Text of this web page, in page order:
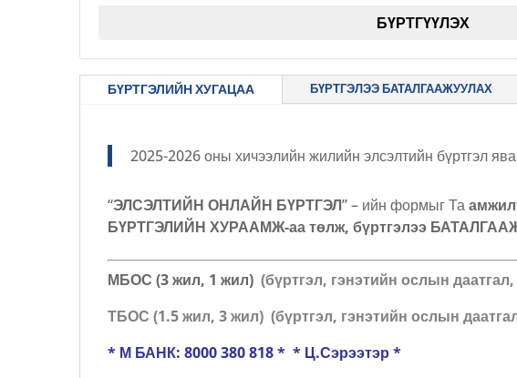
БҮРТГҮҮЛЭХ
БҮРТГЭЛИЙН ХУГАЦАА БҮРТГЭЛЭЭ БАТАЛГААЖУУЛАХ
2025-2026 оны хичээлийн жилийн элсэлтийн бүртгэл
“ЭЛСЭЛТИЙН ОНЛАЙН БҮРТГЭЛ” – ийн формыг Та
БҮРТГЭЛИЙН ХУРААМЖ-аа төлж, бүртгэлээ
МБОС (3 жил, 1 жил) (бүртгэл, гэнэтийн ослын
ТБОС (1.5 жил, 3 жил) (бүртгэл, гэнэтийн ослын
* М БАНК: 8000 380 818 * * Ц.Сэрээтэр *